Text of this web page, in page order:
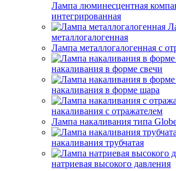
Лампа люминесцентная
интегрированная
металлогалогенная
Лампа металлогалогенная с
накаливания в форме свечи
накаливания в форме шара
накаливания с отражателем
Лампа накаливания типа
накаливания трубчатая
натриевая высокого давления